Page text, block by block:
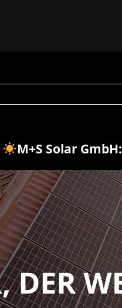
M+S Solar GmbH: